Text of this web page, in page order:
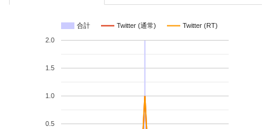
合計 Twitter (通常) Twitter (RT)
0.5
1.0
1.5
2.0